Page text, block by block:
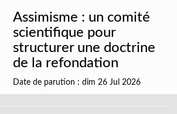
Assimisme : un comité
scientifique pour
structurer une doctrine
de la refondation
Date de parution : dim 26 Jul 2026